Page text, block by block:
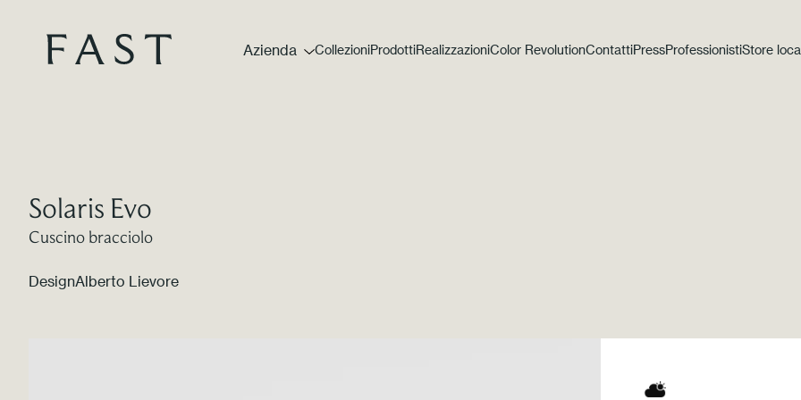
Azienda CollezioniProdottiRealizzazioniColor RevolutionContattiPressProfessionistiStore
Solaris Evo
Cuscino bracciolo
DesignAlberto Lievore